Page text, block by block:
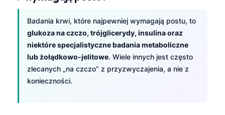
Badania krwi, które najpewniej wymagają postu, to
glukoza na czczo, trójglicerydy, insulina oraz
niektóre specjalistyczne badania metaboliczne
lub żołądkowo-jelitowe. Wiele innych jest często
zlecanych „na czczo” z przyzwyczajenia, a nie z
konieczności.